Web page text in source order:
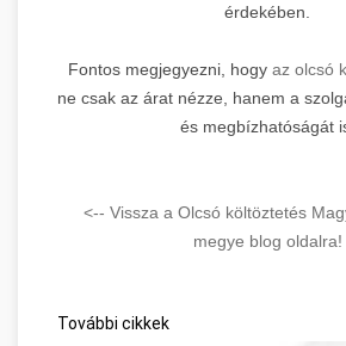
érdekében.
Fontos megjegyezni, hogy az olcsó
ne csak az árat nézze, hanem a
és megbízhatóságát
<-- Vissza a Olcsó költöztetés
megye blog oldalra!
További cikkek